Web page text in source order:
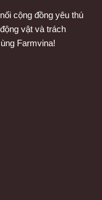
cộng đồng yêu thú
vật và trách
Farmvina!